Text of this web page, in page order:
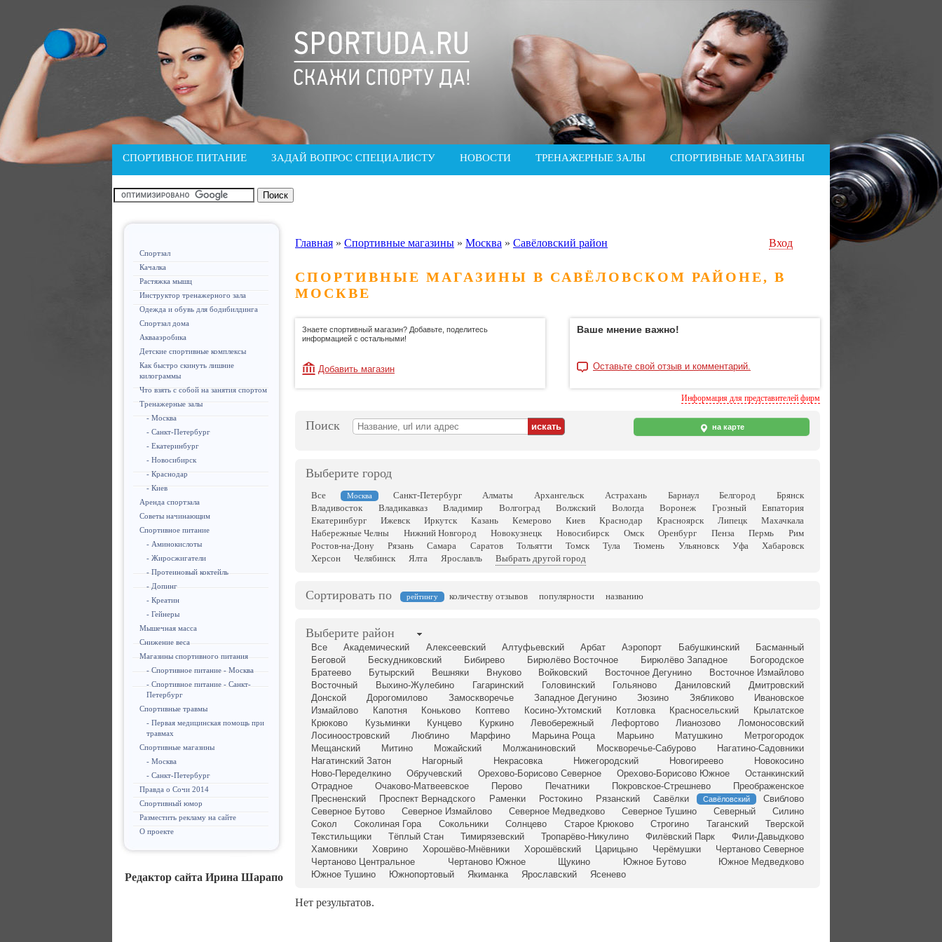
СПОРТИВНОЕ ПИТАНИЕ ЗАДАЙ ВОПРОС СПЕЦИАЛИСТУ НОВОСТИ ТРЕНАЖЕРНЫЕ ЗАЛЫ СПОРТИВНЫЕ МАГАЗИНЫ
Спортзал
Качалка
Растяжка мышц
Инструктор тренажерного зала
Одежда и обувь для бодибилдинга
Спортзал дома
Аквааэробика
Детские спортивные комплексы
Как быстро скинуть лишние
килограммы
Что взять с собой на занятия спортом
Тренажерные залы
- Москва
- Санкт-Петербург
- Екатеринбург
- Новосибирск
- Краснодар
- Киев
Аренда спортзала
Советы начинающим
Спортивное питание
- Аминокислоты
- Жиросжигатели
- Протеиновый коктейль
- Допинг
- Креатин
- Гейнеры
Мышечная масса
Снижение веса
Магазины спортивного питания
- Спортивное питание - Москва
- Спортивное питание - Санкт-
Петербург
Спортивные травмы
- Первая медицинская помощь при
травмах
Спортивные магазины
- Москва
- Санкт-Петербург
Правда о Сочи 2014
Спортивный юмор
Разместить рекламу на сайте
О проекте
Редактор сайта Ирина Шарапо
Главная » Спортивные магазины » Москва » Савёловский район Вход
СПОРТИВНЫЕ МАГАЗИНЫ В САВЁЛОВСКОМ РАЙОНЕ, В
МОСКВЕ
Знаете спортивный магазин? Добавьте, поделитесь
информацией с остальными!
Добавить магазин
Ваше мнение важно!
Оставьте свой отзыв и комментарий.
Информация для представителей фирм
Поиск на карте
Выберите город
Все Москва Санкт-Петербург Алматы Архангельск Астрахань Барнаул Белгород
Брянск
Владивосток
Владикавказ Владимир Волгоград Волжский Вологда Воронеж Грозный
Евпатория
Екатеринбург
Ижевск Иркутск Казань Кемерово Киев Краснодар Красноярск Липецк
Махачкала
Набережные Челны
Нижний Новгород Новокузнецк Новосибирск Омск Оренбург Пенза Пермь
Рим
Ростов-на-Дону
Рязань Самара Саратов Тольятти Томск Тула Тюмень Ульяновск Уфа
Хабаровск
Херсон
Челябинск Ялта Ярославль Выбрать другой город
Сортировать по рейтингу количеству отзывов популярности названию
Выберите район
Все Академический Алексеевский Алтуфьевский Арбат Аэропорт Бабушкинский
Басманный
Беговой
Бескудниковский Бибирево Бирюлёво Восточное Бирюлёво Западное
Богородское
Братеево
Бутырский Вешняки Внуково Войковский Восточное Дегунино
Восточное Измайлово
Восточный
Выхино-Жулебино Гагаринский Головинский Гольяново Даниловский
Дмитровский
Донской
Дорогомилово Замоскворечье Западное Дегунино Зюзино Зябликово
Ивановское
Измайлово
Капотня Коньково Коптево Косино-Ухтомский Котловка Красносельский
Крылатское
Крюково
Кузьминки Кунцево Куркино Левобережный Лефортово Лианозово
Ломоносовский
Лосиноостровский
Люблино Марфино Марьина Роща Марьино Матушкино
Метрогородок
Мещанский
Митино Можайский Молжаниновский Москворечье-Сабурово
Нагатино-Садовники
Нагатинский Затон
Нагорный Некрасовка Нижегородский Новогиреево
Новокосино
Ново-Переделкино
Обручевский Орехово-Борисово Северное Орехово-Борисово Южное
Останкинский
Отрадное
Очаково-Матвеевское Перово Печатники Покровское-Стрешнево
Преображенское
Пресненский
Проспект Вернадского Раменки Ростокино Рязанский Савёлки Савёловский
Свиблово
Северное Бутово
Северное Измайлово Северное Медведково Северное Тушино Северный
Силино
Сокол
Соколиная Гора Сокольники Солнцево Старое Крюково Строгино Таганский
Тверской
Текстильщики
Тёплый Стан Тимирязевский Тропарёво-Никулино Филёвский Парк
Фили-Давыдково
Хамовники
Ховрино Хорошёво-Мнёвники Хорошёвский Царицыно Черёмушки
Чертаново Северное
Чертаново Центральное
Чертаново Южное Щукино Южное Бутово
Южное Медведково
Южное Тушино
Южнопортовый Якиманка Ярославский Ясенево
Нет результатов.